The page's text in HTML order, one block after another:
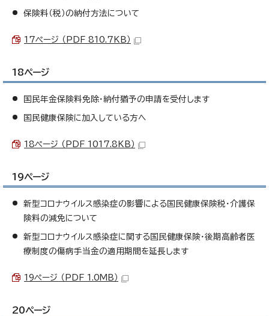
保険料（税）の納付方法について
17ページ （PDF 810.7KB）
18ページ
国民年金保険料免除・納付猶予の申請を受付します
国民健康保険に加入している方へ
18ページ （PDF 1017.8KB）
19ページ
新型コロナウイルス感染症の影響による国民健康保険税・介護保
険料の減免について
新型コロナウイルス感染症に関する国民健康保険・後期高齢者医
療制度の傷病手当金の適用期間を延長します
19ページ （PDF 1.0MB）
20ページ